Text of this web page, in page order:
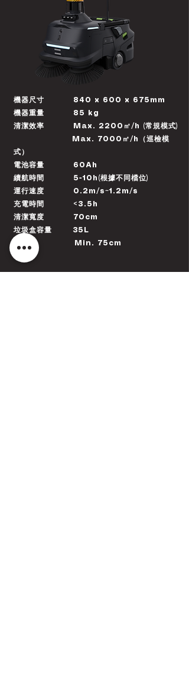
機器尺寸 840 x 600 x 675mm
機器重量 85 kg
清潔效率 Max. 2200㎡/h (常規模式)
Max. 7000㎡/h（巡檢模
式）
電池容量 60Ah
續航時間 5-10h(根據不同檔位)
運行速度 0.2m/s~1.2m/s
充電時間 <3.5h
清潔寬度 70cm
垃圾盒容量 35L
通過性 Min. 75cm